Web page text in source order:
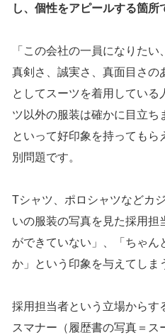
し、個性をアピールする箇所
「この会社の一員になりたい
真剣さ、誠実さ、真面目さの
としてスーツを着用している
ツ以外の服装は確かに目立ち
といって好印象を持ってもら
別問題です。
Tシャツ、ポロシャツなどカ
いの服装の写真を見た採用担
ができていない」、「ちゃん
か」という印象を与えてしま
採用担当者という立場からす
スマナー（履歴書の写真＝